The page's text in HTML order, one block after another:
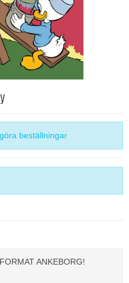
beställningar
ANKEBORG!